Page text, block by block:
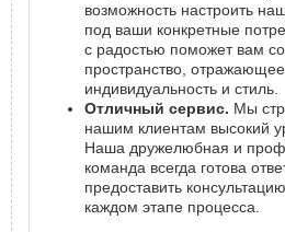
возможность настроить
под ваши конкретные
с радостью поможет вам
пространство,
индивидуальность и стиль.
Отличный сервис. Мы
нашим клиентам высокий
Наша дружелюбная и
команда всегда готова
предоставить
каждом этапе процесса.